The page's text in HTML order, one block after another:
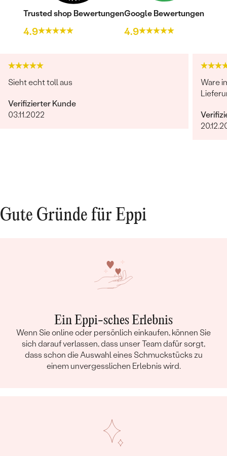
Trusted shop Bewertungen
4.9
Google Bewertungen
4.9
Sieht echt toll aus
Verifizierter Kunde
03.11.2022
Ware
Gute Gründe für Eppi
Ein Eppi-sches Erlebnis
Wenn Sie online oder persönlich einkaufen, können Sie
sich darauf verlassen, dass unser Team dafür sorgt,
dass schon die Auswahl eines Schmuckstücks zu
einem unvergesslichen Erlebnis wird.